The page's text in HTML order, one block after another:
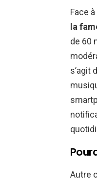
Face
la
de 60
s’agit
Autre